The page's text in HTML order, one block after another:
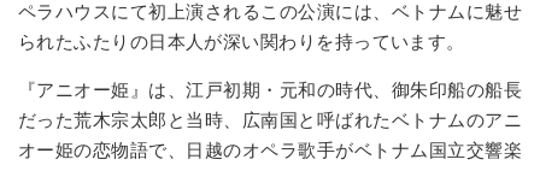
ペラハウスにて初上演されるこの公演には、ベトナムに魅せ
られたふたりの日本人が深い関わりを持っています。
『アニオー姫』は、江戸初期・元和の時代、御朱印船の船長
だった荒木宗太郎と当時、広南国と呼ばれたベトナムのアニ
オー姫の恋物語で、日越のオペラ歌手がベトナム国立交響楽